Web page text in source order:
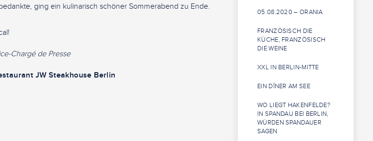
ging ein kulinarisch schöner Sommerabend zu Ende.
Chargé de Presse
JW Steakhouse Berlin
05.08.2020 – ORANIA
FRANZÖSISCH DIE
KÜCHE, FRANZÖSISCH
DIE WEINE
XXL IN BERLIN-MITTE
EIN DÎNER AM SEE
WO LIEGT HAKENFELDE?
IN SPANDAU BEI BERLIN,
WÜRDEN SPANDAUER
SAGEN